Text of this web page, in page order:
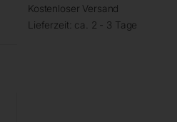
Kostenloser Versand
Lieferzeit: ca. 2 - 3 Tage